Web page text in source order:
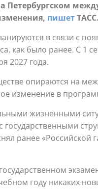
Петербургском
пишетТАСС.
в связи с
как было ранее. С
2027 года.
опираются на
изменение в
жизненными
ранее
году никаких